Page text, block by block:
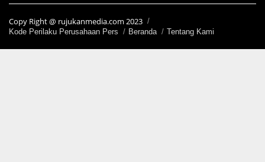
Copy Right @ rujukanmedia.com 2023
Kode Perilaku Perusahaan Pers Beranda Tentang Kami